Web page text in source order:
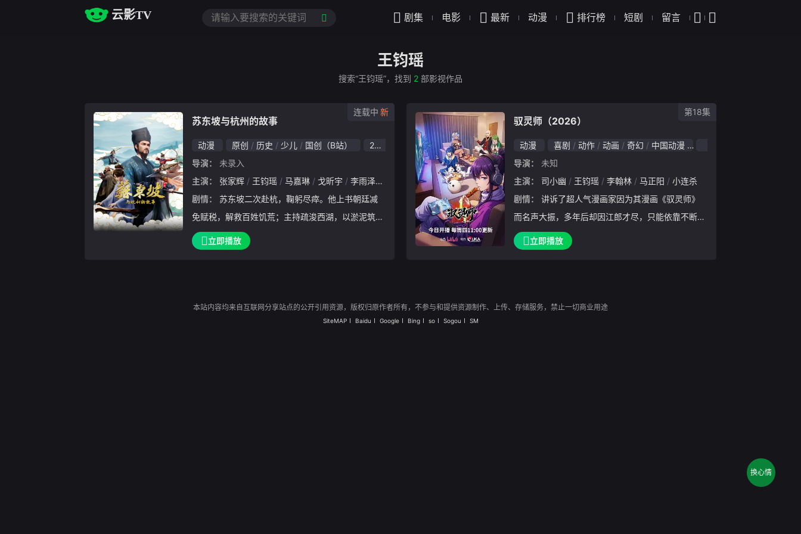
云影TV 剧集 电影 最新 动漫 排行榜 短剧 留言
王钧瑶
搜索“王钧瑶”，找到 2 部影视作品
苏东坡与杭州的故事
动漫 原创 历史 少儿 国创（B站）
2026
导演：
未录入
主演：
张家辉 王钧瑶 马嘉琳 戈昕宇 李雨泽 张加麒
苏阳林
剧情：
免赋税，解救百姓饥荒；主持疏浚西湖，以淤泥筑起
横贯湖面的苏堤；更首创中国公立医院“安乐坊”，施
药救人。一桩桩义举，皆是他“以天下为己任”的赤子
立即播放
连载中
驭灵师（2026）
动漫 喜剧 动作 动画 奇幻 中国动漫
导演：
未知
主演：
司小幽 王钧瑶 李翰林 马正阳
小连杀
剧情：
而名声大振，多年后却因江郎才尽，只能依靠不断的
抹杀笔下人物来博取眼球。某天漫画家收到了一通神
秘电话并将其吸收穿越进入了《驭灵师》 的世界，
立即播放
第18集
本站内容均来自互联网分享站点的公开引用资源，版权归原作者所有，不参与和提供资源制作、上传、存储服务，禁止一切商业用途
SiteMAP Baidu Google Bing so Sogou SM
换心情